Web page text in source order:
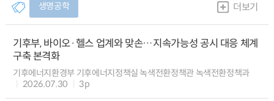
생명공학 더보기
기후부, 바이오·헬스 업계와 맞손…지속가능성 공시 대응 체계
구축 본격화
기후에너지환경부 기후에너지정책실 녹색전환정책관 녹색전환정책과
2026.07.30
3p